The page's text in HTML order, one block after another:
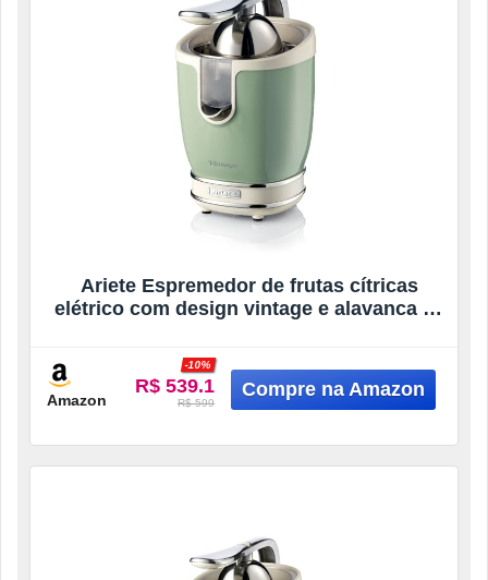
Ariete Espremedor de frutas cítricas
elétrico com design vintage e alavanca de
pequenas e bico anti gotejamento 413/04
verde – 220V
Amazon
R$ 539.1
-10%
R$ 599